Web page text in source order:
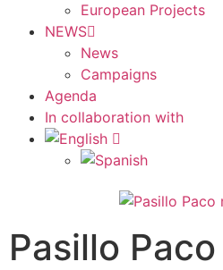
European Projects
NEWS
News
Campaigns
Agenda
In collaboration with
Pasillo